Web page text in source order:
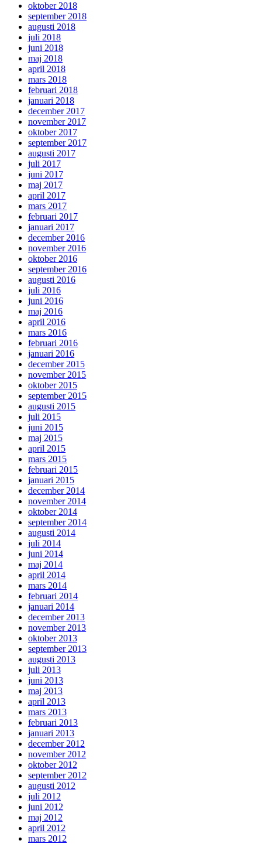
oktober 2018
september 2018
augusti 2018
juli 2018
juni 2018
maj 2018
april 2018
mars 2018
februari 2018
januari 2018
december 2017
november 2017
oktober 2017
september 2017
augusti 2017
juli 2017
juni 2017
maj 2017
april 2017
mars 2017
februari 2017
januari 2017
december 2016
november 2016
oktober 2016
september 2016
augusti 2016
juli 2016
juni 2016
maj 2016
april 2016
mars 2016
februari 2016
januari 2016
december 2015
november 2015
oktober 2015
september 2015
augusti 2015
juli 2015
juni 2015
maj 2015
april 2015
mars 2015
februari 2015
januari 2015
december 2014
november 2014
oktober 2014
september 2014
augusti 2014
juli 2014
juni 2014
maj 2014
april 2014
mars 2014
februari 2014
januari 2014
december 2013
november 2013
oktober 2013
september 2013
augusti 2013
juli 2013
juni 2013
maj 2013
april 2013
mars 2013
februari 2013
januari 2013
december 2012
november 2012
oktober 2012
september 2012
augusti 2012
juli 2012
juni 2012
maj 2012
april 2012
mars 2012